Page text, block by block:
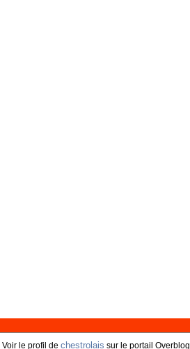
Voir le profil de chestrolais sur le portail Overblog